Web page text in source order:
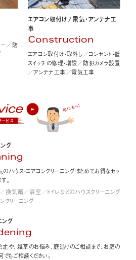
／防
エアコン取付け/電気・アンテナ工
事
Construction
エアコン取付け・取外し／コンセント・壁
スイッチの修理・増設／防犯カメラ設置
／アンテナ工事／電気工事
グ
ハウス・エアコンクリーニング！まとめてお得なセッ
。
換気扇／浴室／トイレなどのハウスクリーニング
クリーニング
ング
や、雑草のお悩み、庭造りのご相談まで、お庭の
でもご相談ください。